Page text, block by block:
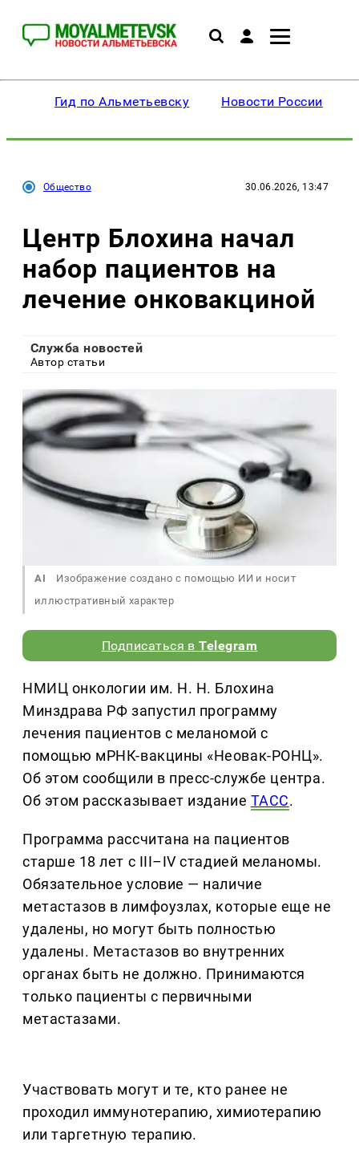
Гид по Альметьевску Новости России
Общество 30.06.2026, 13:47
Центр Блохина начал
набор пациентов на
лечение онковакциной
Служба новостей
Автор статьи
AI
Изображение создано с помощью ИИ и носит
иллюстративный характер
Подписаться вTelegram
НМИЦ онкологии им. Н. Н. Блохина
Минздрава РФ запустил программу
лечения пациентов с меланомой с
помощью мРНК-вакцины «Неовак-РОНЦ».
Об этом сообщили в пресс-службе центра.
Об этом рассказывает издание ТАСС.
Программа рассчитана на пациентов
старше 18 лет с III–IV стадией меланомы.
Обязательное условие — наличие
метастазов в лимфоузлах, которые еще не
удалены, но могут быть полностью
удалены. Метастазов во внутренних
органах быть не должно. Принимаются
только пациенты с первичными
метастазами.
Участвовать могут и те, кто ранее не
проходил иммунотерапию, химиотерапию
или таргетную терапию.